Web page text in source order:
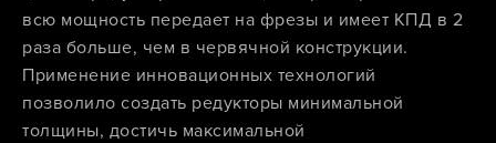
всю мощность передает на фрезы и имеет КПД в 2
раза больше, чем в червячной конструкции.
Применение инновационных технологий
позволило создать редукторы минимальной
толщины, достичь максимальной